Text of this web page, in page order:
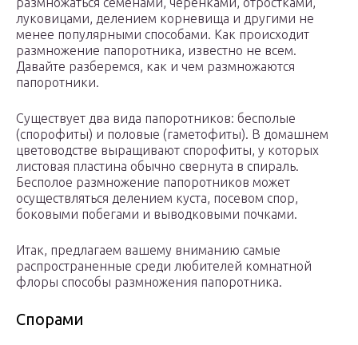
луковицами, делением корневища и другими не
менее популярными способами. Как происходит
размножение папоротника, известно не всем.
Давайте разберемся, как и чем размножаются
папоротники.
Существует два вида папоротников: бесполые
(спорофиты) и половые (гаметофиты). В домашнем
цветоводстве выращивают спорофиты, у которых
листовая пластина обычно свернута в спираль.
Бесполое размножение папоротников может
осуществляться делением куста, посевом спор,
боковыми побегами и выводковыми почками.
Итак, предлагаем вашему вниманию самые
распространенные среди любителей комнатной
флоры способы размножения папоротника.
Спорами